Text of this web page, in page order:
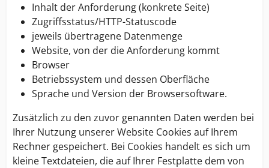
Inhalt der Anforderung (konkrete Seite)
Zugriffsstatus/HTTP-Statuscode
jeweils übertragene Datenmenge
Website, von der die Anforderung kommt
Browser
Betriebssystem und dessen Oberfläche
Sprache und Version der Browsersoftware.
Zusätzlich zu den zuvor genannten Daten werden bei
Ihrer Nutzung unserer Website Cookies auf Ihrem
Rechner gespeichert. Bei Cookies handelt es sich um
kleine Textdateien, die auf Ihrer Festplatte dem von